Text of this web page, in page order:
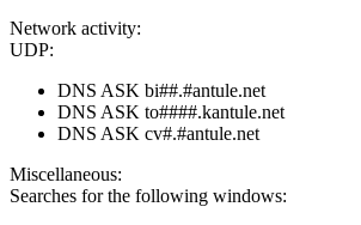
Network activity:
UDP:
DNS ASK bi##.#antule.net
DNS ASK to####.kantule.net
DNS ASK cv#.#antule.net
Miscellaneous:
Searches for the following windows: